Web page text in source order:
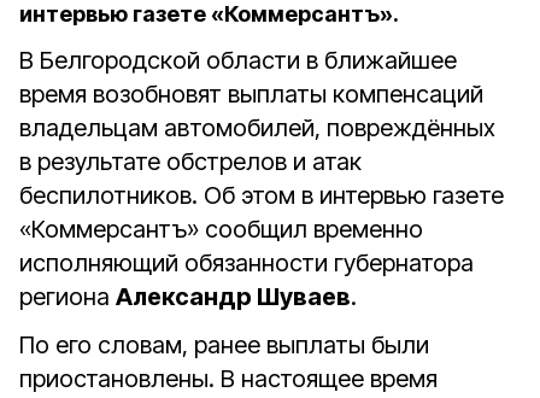
интервью газете «Коммерсантъ».
В Белгородской области в ближайшее
время возобновят выплаты компенсаций
владельцам автомобилей, повреждённых
в результате обстрелов и атак
беспилотников. Об этом в интервью газете
«Коммерсантъ» сообщил временно
исполняющий обязанности губернатора
региона Александр Шуваев.
По его словам, ранее выплаты были
приостановлены. В настоящее время